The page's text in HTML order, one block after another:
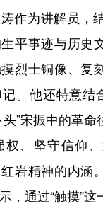
作为讲解员，
平事迹与历史
烈士铜像、复
。他还特意结
”宋振中的革
权、坚守信仰
岩精神的内涵
，通过“触摸”